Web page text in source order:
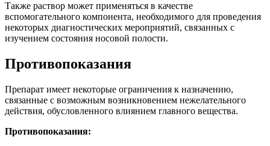
Также раствор может применяться в качестве
вспомогательного компонента, необходимого для проведения
некоторых диагностических мероприятий, связанных с
изучением состояния носовой полости.
Противопоказания
Препарат имеет некоторые ограничения к назначению,
связанные с возможным возникновением нежелательного
действия, обусловленного влиянием главного вещества.
Противопоказания: